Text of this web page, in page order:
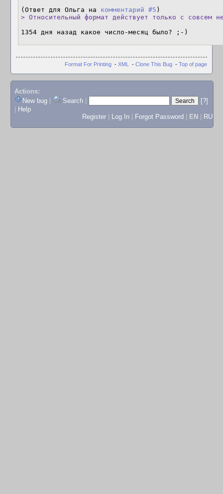
(Ответ для Ольга на комментарий #5
> Относительный формат действует только с совсем
1354 дня назад какое число-месяц было? ;-)
Format For Printing - XML - Clone This Bug - Top of page
Actions:
New bug
Search
[?]
Help
Register
Log In Forgot Password EN RU